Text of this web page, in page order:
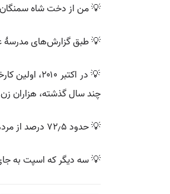
💡 من از دخت شاه سمنگان
💡 طبق گزارش‌های مدرسهٔ عالی نیروی دریایی آمریکا ۶۵ درصد مردم
💡 در
چند سال گذشته، هزاران زن
💡 حدود ۷۲٫۵ درصد از مردم سمنگان فارسی‌زبان هستند که بیش از ۶۵ درصد جمعیت استان راتاجیک‌ها تشکیل می دهند. ۲۲٫۱ درصد نیز به زبان ازبکی سخن می‌گویند.
💡 سه دیگر که اسپت به